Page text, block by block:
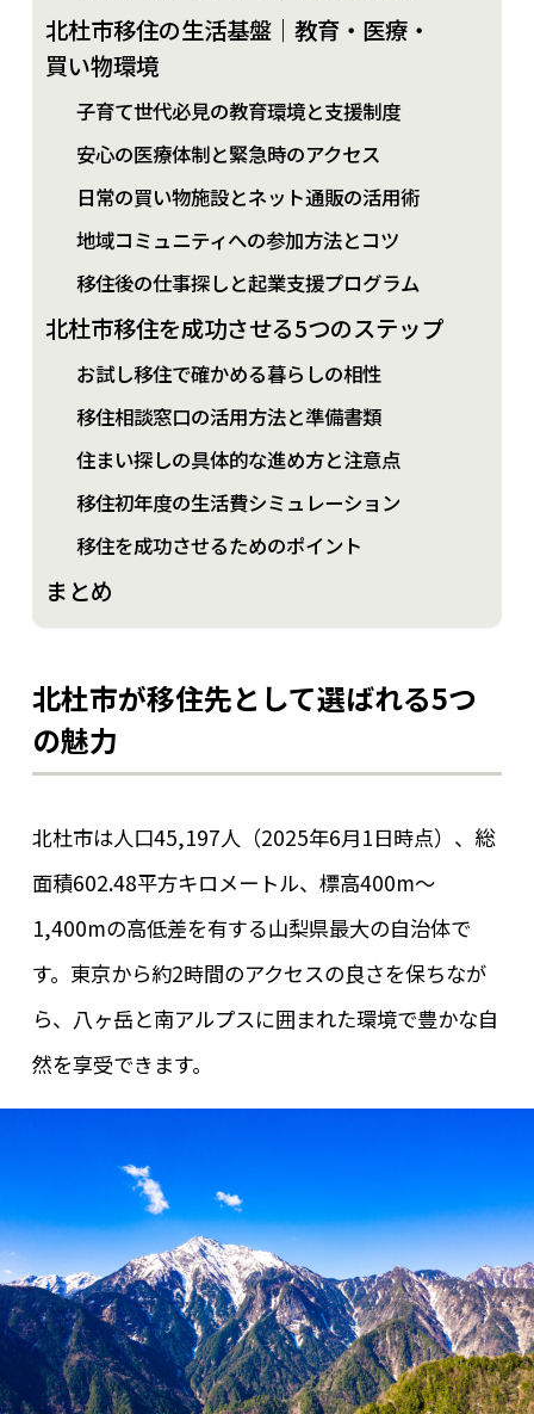
北杜市移住の生活基盤｜教育・医療・
買い物環境
子育て世代必見の教育環境と支援制度
安心の医療体制と緊急時のアクセス
日常の買い物施設とネット通販の活用術
地域コミュニティへの参加方法とコツ
移住後の仕事探しと起業支援プログラム
北杜市移住を成功させる5つのステップ
お試し移住で確かめる暮らしの相性
移住相談窓口の活用方法と準備書類
住まい探しの具体的な進め方と注意点
移住初年度の生活費シミュレーション
移住を成功させるためのポイント
まとめ
北杜市が移住先として選ばれる5つ
の魅力
北杜市は人口45,197人（2025年6月1日時点）、総
面積602.48平方キロメートル、標高400m～
1,400mの高低差を有する山梨県最大の自治体で
す。東京から約2時間のアクセスの良さを保ちなが
ら、八ヶ岳と南アルプスに囲まれた環境で豊かな自
然を享受できます。